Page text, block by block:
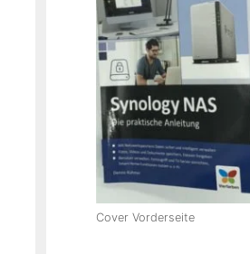
Cover Vorderseite